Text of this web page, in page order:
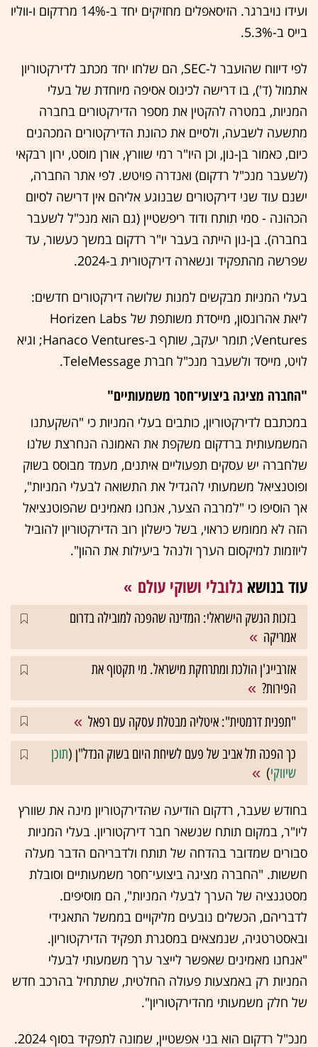
ועידו נויברגר. הזיסאפלים מחזיקים יחד ב-14% מרדקום ו-ווליו
בייס ב-5.3%.
לפי דיווח שהועבר ל-SEC, הם שלחו יחד מכתב לדירקטוריון
אתמול (ד'), בו דרישה לכינוס אסיפה מיוחדת של בעלי
המניות, במטרה להקטין את מספר הדירקטורים בחברה
מתשעה לשבעה, ולסיים את כהונת הדירקטורים המכהנים
כיום, כאמור בן-נון, וכן היו"ר רמי שוורץ, אורן מוסט, ירון רבקאי
(לשעבר מנכ"ל רדקום) ואנדרה פויטש. לפי אתר החברה,
ישנם עוד שני דירקטורים שבנוגע אליהם אין דרישה לסיום
הכהונה - סמי תותח ודוד ריפשטיין (גם הוא מנכ"ל לשעבר
בחברה). בן-נון הייתה בעבר יו"ר רדקום במשך כעשור, עד
שפרשה מהתפקיד ונשארה דירקטורית ב-2024.
בעלי המניות מבקשים למנות שלושה דירקטורים חדשים:
ליאת אהרונסון, מייסדת משותפת של Horizen Labs
Ventures; תומר יעקב, שותף ב-Hanaco Ventures; וגיא
לויט, מייסד ולשעבר מנכ"ל חברת TeleMessage.
"החברה מציגה ביצועי־חסר משמעותיים"
במכתבם לדירקטוריון, כותבים בעלי המניות כי "השקעתנו
המשמעותית ברדקום משקפת את האמונה הנחרצת שלנו
שלחברה יש עסקים תפעוליים איתנים, מעמד מבוסס בשוק
ופוטנציאל משמעותי להגדיל את התשואה לבעלי המניות",
אך הוסיפו כי "למרבה הצער, אנחנו מאמינים שהפוטנציאל
הזה לא ממומש כראוי, בשל כישלון רוב הדירקטוריון להוביל
ליוזמות למיקסום הערך ולנהל ביעילות את ההון".
עוד בנושא גלובלי ושוקי עולם
בזכות הנשק הישראלי: המדינה שהפכה למובילה בדרום
אמריקה
אזרבייג'ן הולכת ומתרחקת מישראל. מי תקטוף את
הפירות?
"תפנית דרמטית": איטליה מבטלת עסקה עם רפאל
כך הפכה תל אביב של פעם לשיחת היום בשוק הנדל"ן (תוכן
שיווקי)
בחודש שעבר, רדקום הודיעה שהדירקטוריון מינה את שוורץ
ליו"ר, במקום תותח שנשאר חבר דירקטוריון. בעלי המניות
סבורים שמדובר בהדחה של תותח ולדבריהם הדבר מעלה
חששות. "החברה מציגה ביצועי־חסר משמעותיים וסובלת
מסטגנציה של הערך לבעלי המניות", הם מוסיפים.
לדבריהם, הכשלים נובעים מליקויים בממשל התאגידי
ובאסטרטגיה, שנמצאים במסגרת תפקיד הדירקטוריון.
"אנחנו מאמינים שאפשר לייצר ערך משמעותי לבעלי
המניות רק באמצעות פעולה החלטית, שתתחיל בהרכב חדש
של חלק משמעותי מהדירקטוריון".
מנכ"ל רדקום הוא בני אפשטיין, שמונה לתפקיד בסוף 2024.